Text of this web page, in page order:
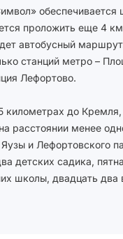
доступны
обеспечивается
проложить еще 4
автобусный
станций метро –
Лефортово.
километрах до Кремля,
расстоянии менее
и Лефортовского
детских садика,
школы, двадцать два